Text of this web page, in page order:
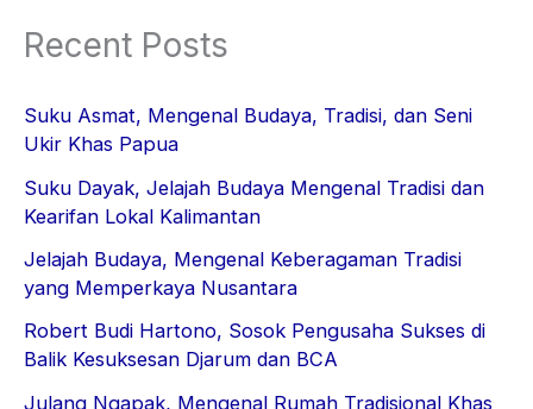
Recent Posts
Suku Asmat, Mengenal Budaya, Tradisi, dan Seni
Ukir Khas Papua
Suku Dayak, Jelajah Budaya Mengenal Tradisi dan
Kearifan Lokal Kalimantan
Jelajah Budaya, Mengenal Keberagaman Tradisi
yang Memperkaya Nusantara
Robert Budi Hartono, Sosok Pengusaha Sukses di
Balik Kesuksesan Djarum dan BCA
Julang Ngapak, Mengenal Rumah Tradisional Khas